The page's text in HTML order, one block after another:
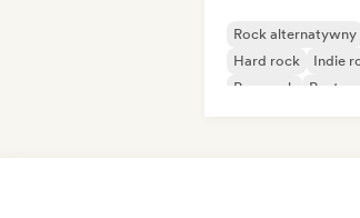
Rock alternatywny
Hard rock
Indie
Pop punk
Post-